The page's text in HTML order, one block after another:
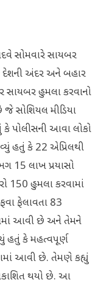
સોમવારે સાયબર
દેશની અંદર અને બહાર
સાયબર હુમલા કરવાનો
સોશિયલ મીડિયા
કે પોલીસની આવા લોકો
હતું કે 22 એપ્રિલથી
15 લાખ પ્રયાસો
150 હુમલા કરવામાં
ફેલાવતા 83
આવી છે અને તેમને
હતું કે મહત્વપૂર્ણ
આવી છે. તેમણે કહ્યું
થયો છે. આ